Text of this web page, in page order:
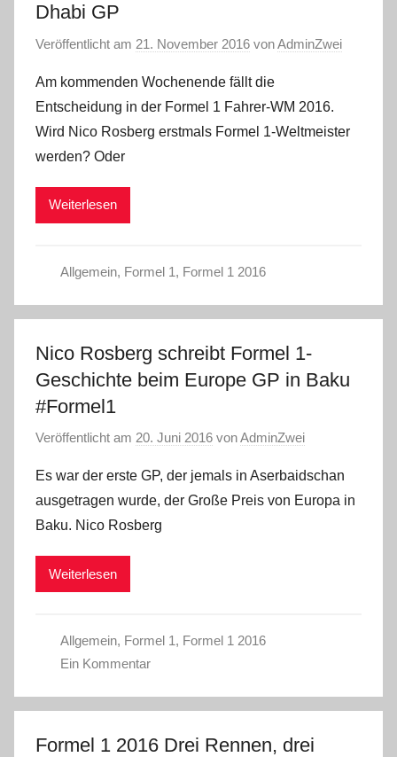
Dhabi GP
Veröffentlicht am 21. November 2016 vonAdminZwei
Am kommenden Wochenende fällt die
Entscheidung in der Formel 1 Fahrer-WM 2016.
Wird Nico Rosberg erstmals Formel 1-Weltmeister
werden? Oder
Weiterlesen
Allgemein, Formel 1, Formel 1 2016
Nico Rosberg schreibt Formel 1-
Geschichte beim Europe GP in Baku
#Formel1
Veröffentlicht am 20. Juni 2016 vonAdminZwei
Es war der erste GP, der jemals in Aserbaidschan
ausgetragen wurde, der Große Preis von Europa in
Baku. Nico Rosberg
Weiterlesen
Allgemein, Formel 1, Formel 1 2016
Ein Kommentar
Formel 1 2016 Drei Rennen, drei